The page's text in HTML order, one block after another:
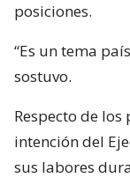
posiciones.
“Es un tema
sostuvo.
Respecto de
intención del
sus labores